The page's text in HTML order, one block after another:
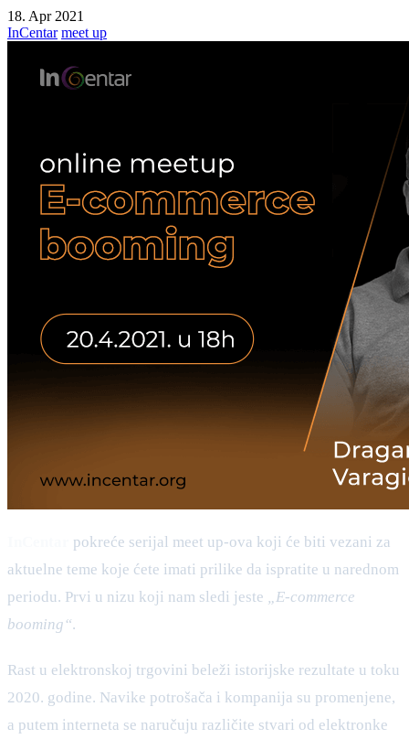
18. Apr 2021
InCentar meet up
pokreće serijal meet up-ova koji će biti vezani za
aktuelne teme koje ćete imati prilike da ispratite u narednom
periodu. Prvi u nizu koji nam sledi jeste „E-commerce
booming“.
Rast u elektronskoj trgovini beleži istorijske rezultate u toku
2020. godine. Navike potrošača i kompanija su promenjene,
a putem interneta se naručuju različite stvari od elektronke